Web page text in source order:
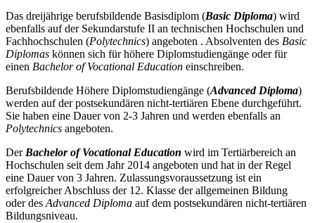
Das dreijährige berufsbildende Basisdiplom (Basic Diploma) wird
ebenfalls auf der Sekundarstufe II an technischen Hochschulen und
Fachhochschulen (Polytechnics) angeboten . Absolventen des Basic
Diplomas können sich für höhere Diplomstudiengänge oder für
einen Bachelor of Vocational Education einschreiben.
Berufsbildende Höhere Diplomstudiengänge (Advanced Diploma)
werden auf der postsekundären nicht-tertiären Ebene durchgeführt.
Sie haben eine Dauer von 2-3 Jahren und werden ebenfalls an
Polytechnics angeboten.
Der Bachelor of Vocational Education wird im Tertiärbereich an
Hochschulen seit dem Jahr 2014 angeboten und hat in der Regel
eine Dauer von 3 Jahren. Zulassungsvoraussetzung ist ein
erfolgreicher Abschluss der 12. Klasse der allgemeinen Bildung
oder des Advanced Diploma auf dem postsekundären nicht-tertiären
Bildungsniveau.